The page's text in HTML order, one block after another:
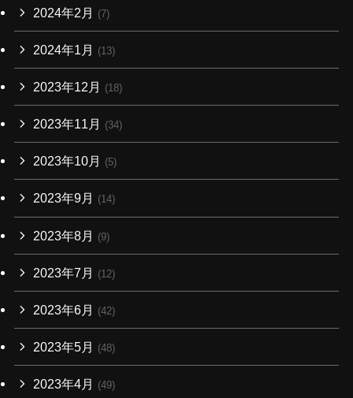
2024年2月 (7)
2024年1月 (13)
2023年12月 (18)
2023年11月 (34)
2023年10月 (5)
2023年9月 (14)
2023年8月 (9)
2023年7月 (12)
2023年6月 (42)
2023年5月 (48)
2023年4月 (49)